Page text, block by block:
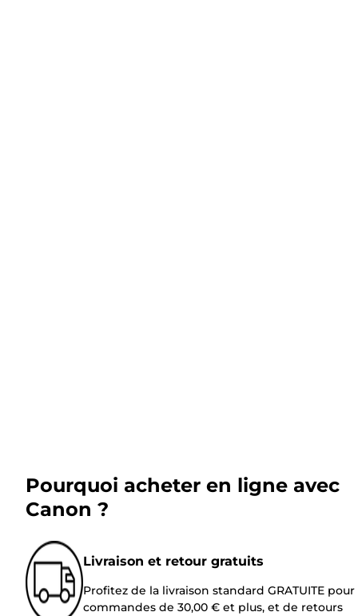
Pourquoi acheter en ligne avec
Canon ?
Livraison et retour gratuits
Profitez de la livraison standard GRATUITE pour
commandes de 30,00 € et plus, et de retours